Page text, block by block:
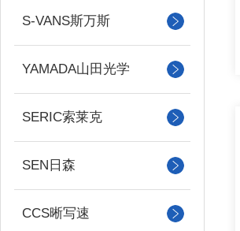
S-VANS斯万斯
YAMADA山田光学
SERIC索莱克
SEN日森
CCS晰写速